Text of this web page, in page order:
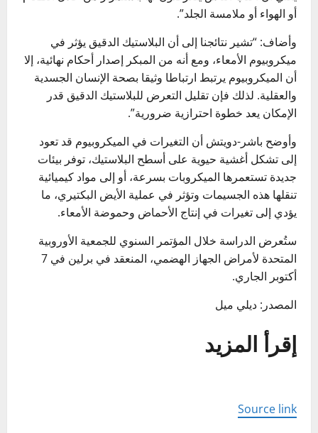
أو الهواء أو ملامسة الجلد”.
وأضاف: “تشير نتائجنا إلى أن البلاستيك الدقيق يؤثر في
ميكروبيوم الأمعاء، ومع أنه من المبكر إصدار أحكام نهائية، إلا
أن الميكروبيوم يرتبط ارتباطا وثيقا بصحة الإنسان الجسدية
والعقلية. لذلك فإن تقليل التعرض للبلاستيك الدقيق قدر
الإمكان يعد خطوة احترازية ضرورية”.
وأوضح باشر-دويتش أن التغيرات في الميكروبيوم قد تعود
إلى تشكل أغشية حيوية على أسطح البلاستيك، توفر بيئات
جديدة تستعمرها الميكروبات بسرعة، أو إلى مواد كيميائية
تنقلها هذه الجسيمات وتؤثر في عملية الأيض البكتيري، ما
يؤدي إلى تغيرات في إنتاج الأحماض وحموضة الأمعاء.
ستُعرض الدراسة خلال المؤتمر السنوي للجمعية الأوروبية
المتحدة لأمراض الجهاز الهضمي، المنعقد في برلين في 7
أكتوبر الجاري.
المصدر: ديلي ميل
إقرأ المزيد
Source link